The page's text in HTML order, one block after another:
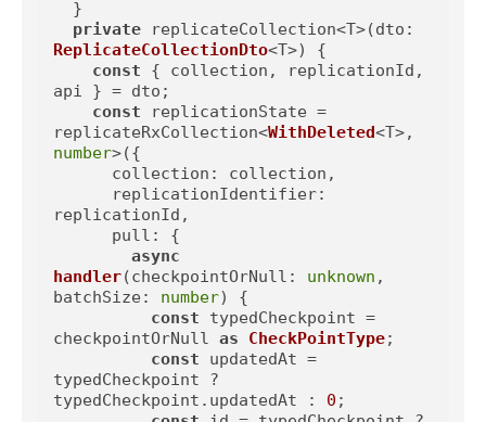
private replicateCollection<T>(dto
ReplicateCollectionDto<T>) {
const { collection, replicationId,
api } = dto;
const replicationState =
replicateRxCollection<WithDeleted
number>({
collection : collection,
replicationIdentifier:
replicationId,
pull : {
async
handler(checkpointOrNull: unknown ,
batchSize: number) {
const typedCheckpoint =
checkpointOrNull as CheckPointType;
const updatedAt =
typedCheckpoint ?
typedCheckpoint. updatedAt : 0 ;